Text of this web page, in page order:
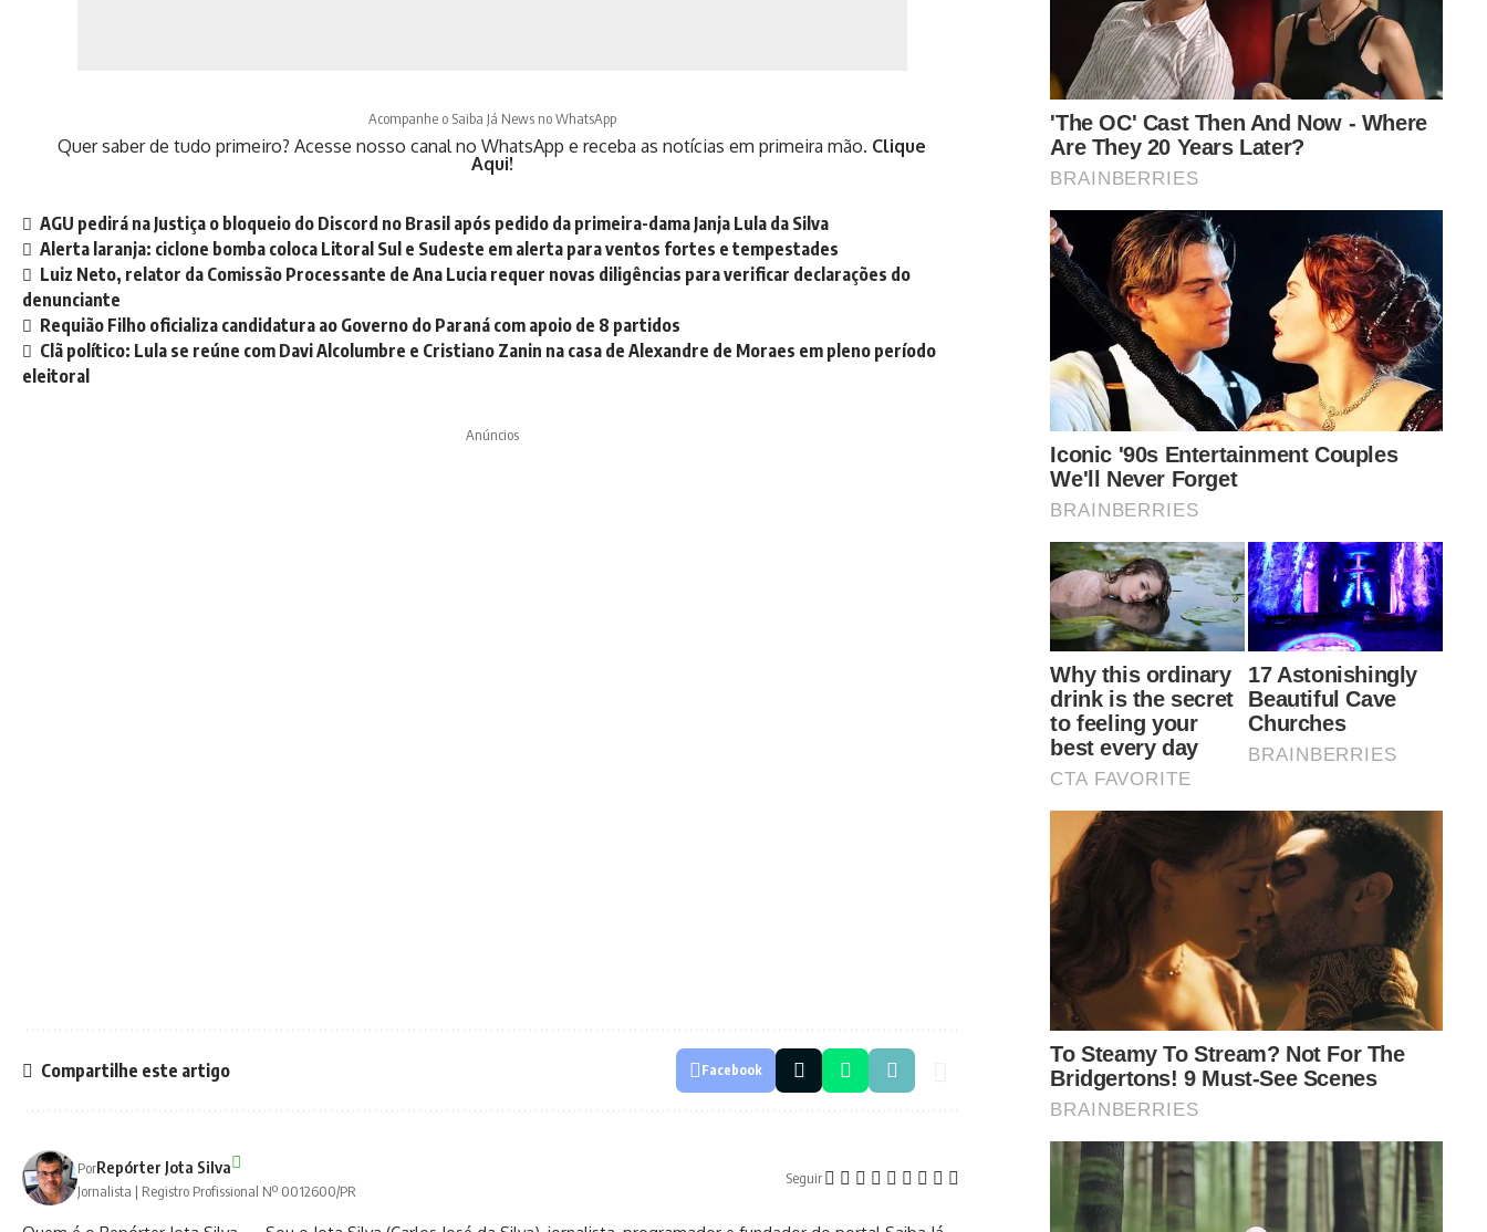
Acompanhe o Saiba Já News no WhatsApp
Quer saber de tudo primeiro? Acesse nosso canal no WhatsApp e receba as notícias em primeira mão. Clique
Aqui!
AGU pedirá na Justiça o bloqueio do Discord no Brasil após pedido da primeira-dama Janja Lula da Silva
Alerta laranja: ciclone bomba coloca Litoral Sul e Sudeste em alerta para ventos fortes e tempestades
Luiz Neto, relator da Comissão Processante de Ana Lucia requer novas diligências para verificar declarações do
denunciante
Requião Filho oficializa candidatura ao Governo do Paraná com apoio de 8 partidos
Clã político: Lula se reúne com Davi Alcolumbre e Cristiano Zanin na casa de Alexandre de Moraes em pleno período
eleitoral
Anúncios
Compartilhe este artigo Facebook
PorRepórter Jota Silva
Jornalista | Registro Profissional Nº 0012600/PR
Seguir